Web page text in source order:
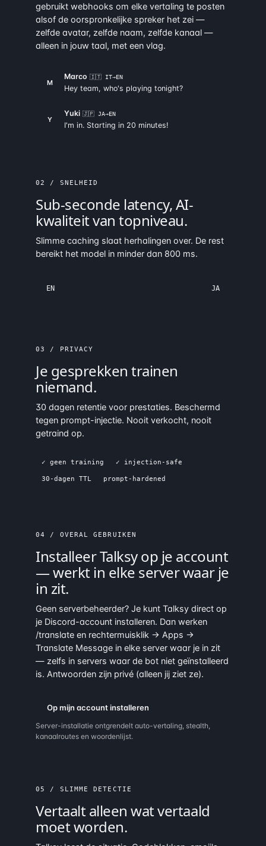
gebruikt webhooks om elke vertaling te posten
alsof de oorspronkelijke spreker het zei —
zelfde avatar, zelfde naam, zelfde kanaal —
alleen in jouw taal, met een vlag.
M
Marco 🇮🇹 IT→EN
Hey team, who's playing tonight?
Y
Yuki 🇯🇵 JA→EN
I'm in. Starting in 20 minutes!
02 / SNELHEID
Sub-seconde latency, AI-
kwaliteit van topniveau.
Slimme caching slaat herhalingen over. De rest
bereikt het model in minder dan 800 ms.
EN JA
03 / PRIVACY
Je gesprekken trainen
niemand.
30 dagen retentie voor prestaties. Beschermd
tegen prompt-injectie. Nooit verkocht, nooit
getraind op.
✓ geen training ✓ injection-safe
30-dagen TTL prompt-hardened
04 / OVERAL GEBRUIKEN
Installeer Talksyop je account
— werkt in elke server waar je
in zit.
Geen serverbeheerder? Je kunt Talksy direct op
je Discord-account installeren. Dan werken
/translate en rechtermuisklik → Apps →
Translate Message in elke server waar je in zit
— zelfs in servers waar de bot niet geïnstalleerd
is. Antwoorden zijn privé (alleen jij ziet ze).
Op mijn account installeren
Server-installatie ontgrendelt auto-vertaling, stealth,
kanaalroutes en woordenlijst.
05 / SLIMME DETECTIE
Vertaalt alleen wat vertaald
moet worden.